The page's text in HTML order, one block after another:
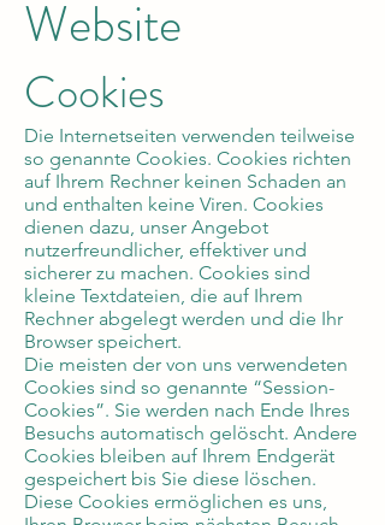
Website
Cookies
Die Internetseiten verwenden teilweise
so genannte Cookies. Cookies richten
auf Ihrem Rechner keinen Schaden an
und enthalten keine Viren. Cookies
dienen dazu, unser Angebot
nutzerfreundlicher, effektiver und
sicherer zu machen. Cookies sind
kleine Textdateien, die auf Ihrem
Rechner abgelegt werden und die Ihr
Browser speichert.
Die meisten der von uns verwendeten
Cookies sind so genannte “Session-
Cookies”. Sie werden nach Ende Ihres
Besuchs automatisch gelöscht. Andere
Cookies bleiben auf Ihrem Endgerät
gespeichert bis Sie diese löschen.
Diese Cookies ermöglichen es uns,